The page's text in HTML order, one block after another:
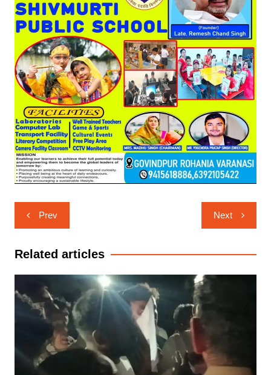
Post
navigation
Prev Next
Related articles